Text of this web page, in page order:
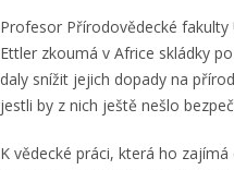
Profesor Přírodovědecké fakulty
Ettler zkoumá v Africe skládky
daly snížit jejich dopady na
jestli by z nich ještě nešlo
K vědecké práci, která ho